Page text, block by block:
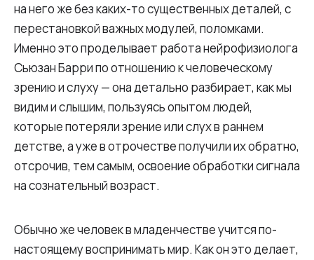
на него же без каких-то существенных деталей, с
перестановкой важных модулей, поломками.
Именно это проделывает работа нейрофизиолога
Сьюзан Барри по отношению к человеческому
зрению и слуху — она детально разбирает, как мы
видим и слышим, пользуясь опытом людей,
которые потеряли зрение или слух в раннем
детстве, а уже в отрочестве получили их обратно,
отсрочив, тем самым, освоение обработки сигнала
на сознательный возраст.
Обычно же человек в младенчестве учится по-
настоящему воспринимать мир. Как он это делает,